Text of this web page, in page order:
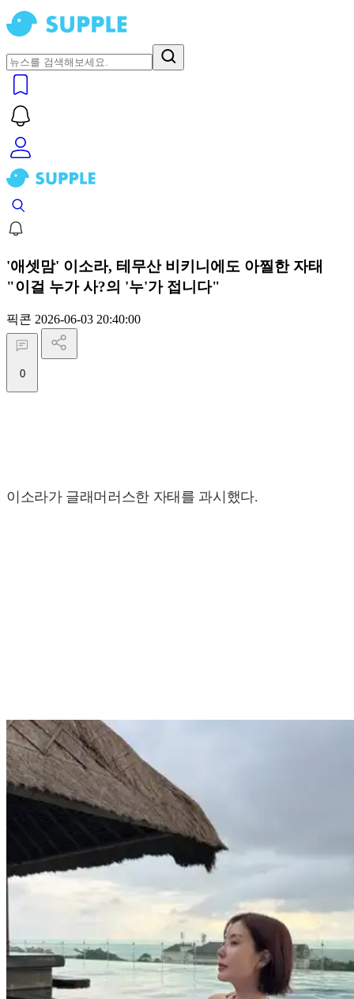
'애셋맘' 이소라, 테무산 비키니에도 아찔한 자태
"이걸 누가 사?의 '누'가 접니다"
픽콘 2026-06-03 20:40:00
0
이소라가 글래머러스한 자태를 과시했다.